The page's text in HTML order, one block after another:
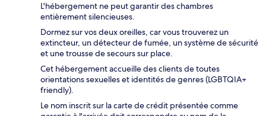
L'hébergement ne peut garantir des chambres
entièrement silencieuses.
Dormez sur vos deux oreilles, car vous trouverez un
extincteur, un détecteur de fumée, un système de sécurité
et une trousse de secours sur place.
Cet hébergement accueille des clients de toutes
orientations sexuelles et identités de genres (LGBTQIA+
friendly).
Le nom inscrit sur la carte de crédit présentée comme